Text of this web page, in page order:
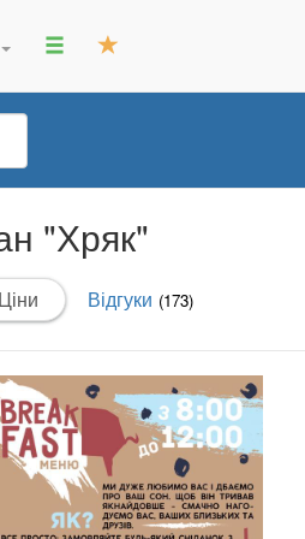
"Хряк"
Ціни (active
tab)
Відгуки (173)